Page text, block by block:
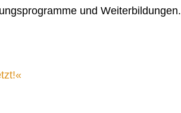
und Weiterbildungen.